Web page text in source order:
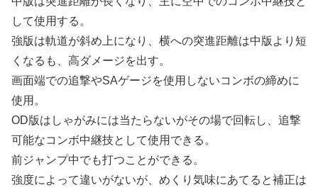
して使用する。
強版は軌道が斜め上になり、横への突進距離は中版より短
くなるも、高ダメージを出す。
画面端での追撃やSAゲージを使用しないコンボの締めに
使用。
OD版はしゃがみには当たらないがその場で回転し、追撃
可能なコンボ中継技として使用できる。
前ジャンプ中でも打つことができる。
強度によって違いがないが、めくり気味にあてると補正は